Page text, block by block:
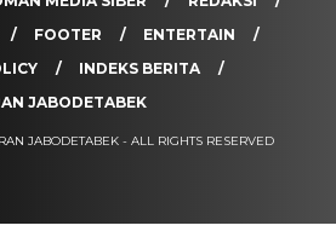
FOOTER
ENTERTAIN
INDEKS BERITA
JABODETABEK
JABODETABEK - ALL RIGHTS RESERVED